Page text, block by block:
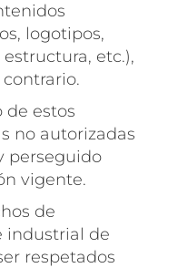
logotipos,
etc.),
de estos
no autorizadas
perseguido
vigente.
de
industrial de
respetados